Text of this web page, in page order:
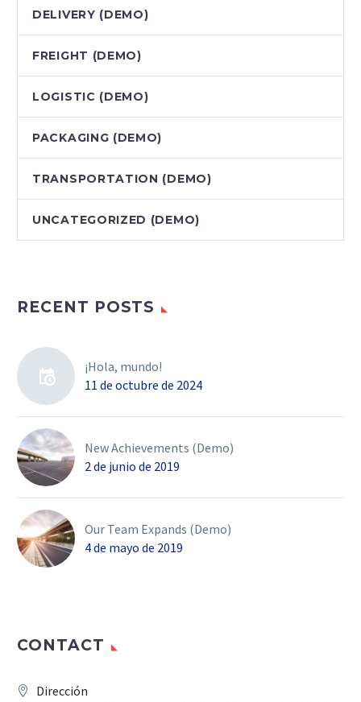
DELIVERY (DEMO)
FREIGHT (DEMO)
LOGISTIC (DEMO)
PACKAGING (DEMO)
TRANSPORTATION (DEMO)
UNCATEGORIZED (DEMO)
RECENT POSTS
¡Hola, mundo!
11 de octubre de 2024
New Achievements (Demo)
2 de junio de 2019
Our Team Expands (Demo)
4 de mayo de 2019
CONTACT
Dirección